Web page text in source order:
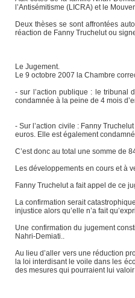
l’Antisémitisme (LICRA) et le
Deux thèses se sont affrontées
réaction de Fanny Truchelut ou
Le Jugement.
Le 9 octobre 2007 la Chambre
- sur l’action publique : le tribunal
condamnée à la peine de 4 mois
- Sur l’action civile : Fanny
euros. Elle est également
C’est donc au total une somme de
Les développements en cours et à
Fanny Truchelut a fait appel de ce
La confirmation serait
injustice alors qu’elle n’a fait
Une confirmation du jugement
Nahri-Demiati..
Au lieu d’aller vers une réduction
la loi interdisant le voile dans les
des mesures qui pourraient lui